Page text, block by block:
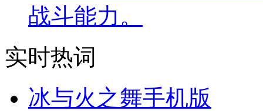
战斗能力。
实时热词
冰与火之舞手机版